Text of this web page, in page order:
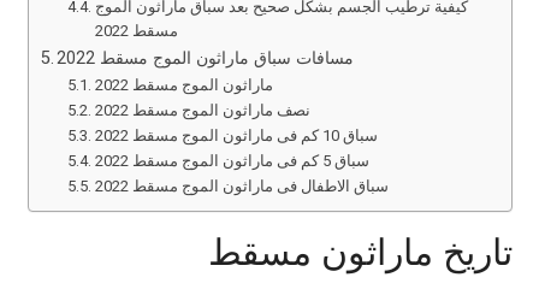
كيفية ترطيب الجسم بشكل صحيح بعد سباق ماراثون الموج
مسقط 2022
مسافات سباق ماراثون الموج مسقط 2022
ماراثون الموج مسقط 2022
نصف ماراثون الموج مسقط 2022
سباق 10 كم فى ماراثون الموج مسقط 2022
سباق 5 كم فى ماراثون الموج مسقط 2022
سباق الاطفال فى ماراثون الموج مسقط 2022
تاريخ ماراثون مسقط